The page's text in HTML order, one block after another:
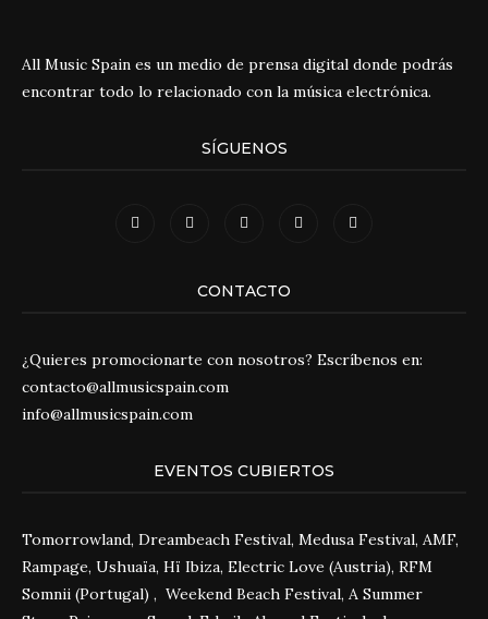
All Music Spain es un medio de prensa digital donde podrás
encontrar todo lo relacionado con la música electrónica.
SÍGUENOS
CONTACTO
¿Quieres promocionarte con nosotros? Escríbenos en:
contacto@allmusicspain.com
info@allmusicspain.com
EVENTOS CUBIERTOS
Tomorrowland, Dreambeach Festival, Medusa Festival, AMF,
Rampage, Ushuaïa, Hï Ibiza, Electric Love (Austria), RFM
Somnii (Portugal) , Weekend Beach Festival, A Summer